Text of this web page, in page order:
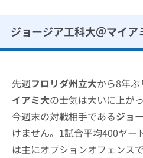
ジョージア工科大＠マイア
先週フロリダ州立大から8年
イアミ大の士気は大いに上が
今週末の対戦相手であるジョ
けません。1試合平均400ヤー
は主にオプションオフェンス